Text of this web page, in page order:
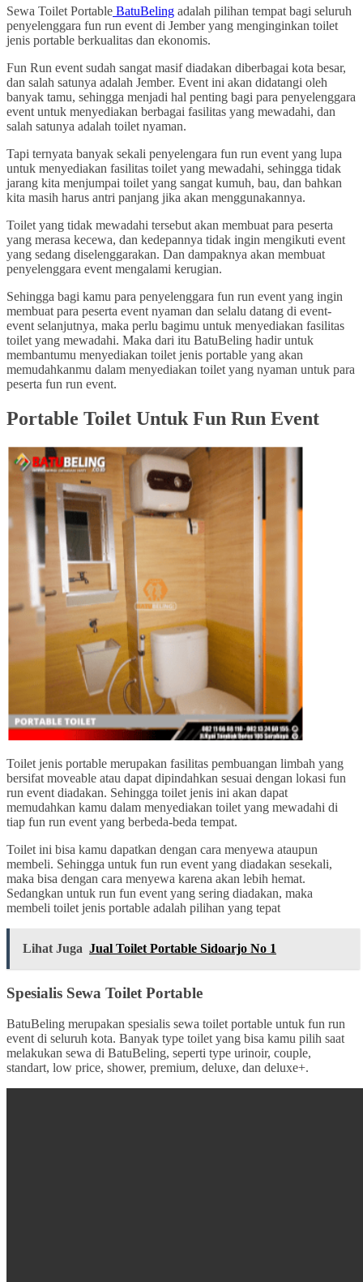
Sewa Toilet Portable BatuBeling adalah pilihan tempat bagi seluruh
penyelenggara fun run event di Jember yang menginginkan toilet
jenis portable berkualitas dan ekonomis.
Fun Run event sudah sangat masif diadakan diberbagai kota besar,
dan salah satunya adalah Jember. Event ini akan didatangi oleh
banyak tamu, sehingga menjadi hal penting bagi para penyelenggara
event untuk menyediakan berbagai fasilitas yang mewadahi, dan
salah satunya adalah toilet nyaman.
Tapi ternyata banyak sekali penyelengara fun run event yang lupa
untuk menyediakan fasilitas toilet yang mewadahi, sehingga tidak
jarang kita menjumpai toilet yang sangat kumuh, bau, dan bahkan
kita masih harus antri panjang jika akan menggunakannya.
Toilet yang tidak mewadahi tersebut akan membuat para peserta
yang merasa kecewa, dan kedepannya tidak ingin mengikuti event
yang sedang diselenggarakan. Dan dampaknya akan membuat
penyelenggara event mengalami kerugian.
Sehingga bagi kamu para penyelenggara fun run event yang ingin
membuat para peserta event nyaman dan selalu datang di event-
event selanjutnya, maka perlu bagimu untuk menyediakan fasilitas
toilet yang mewadahi. Maka dari itu BatuBeling hadir untuk
membantumu menyediakan toilet jenis portable yang akan
memudahkanmu dalam menyediakan toilet yang nyaman untuk para
peserta fun run event.
Portable Toilet Untuk Fun Run Event
Toilet jenis portable merupakan fasilitas pembuangan limbah yang
bersifat moveable atau dapat dipindahkan sesuai dengan lokasi fun
run event diadakan. Sehingga toilet jenis ini akan dapat
memudahkan kamu dalam menyediakan toilet yang mewadahi di
tiap fun run event yang berbeda-beda tempat.
Toilet ini bisa kamu dapatkan dengan cara menyewa ataupun
membeli. Sehingga untuk fun run event yang diadakan sesekali,
maka bisa dengan cara menyewa karena akan lebih hemat.
Sedangkan untuk run fun event yang sering diadakan, maka
membeli toilet jenis portable adalah pilihan yang tepat
Lihat Juga Jual Toilet Portable Sidoarjo No 1
Spesialis Sewa Toilet Portable
BatuBeling merupakan spesialis sewa toilet portable untuk fun run
event di seluruh kota. Banyak type toilet yang bisa kamu pilih saat
melakukan sewa di BatuBeling, seperti type urinoir, couple,
standart, low price, shower, premium, deluxe, dan deluxe+.